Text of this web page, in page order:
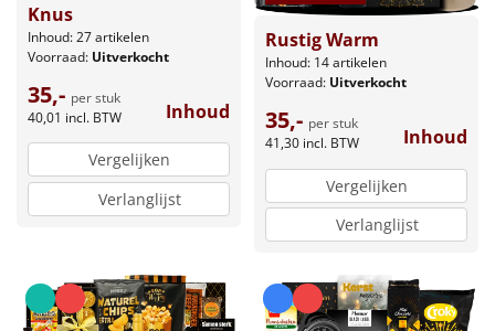
Knus
Inhoud: 27 artikelen
Voorraad: Uitverkocht
35,- per stuk
40,01 incl. BTW Inhoud
Vergelijken
Verlanglijst
Rustig Warm
Inhoud: 14 artikelen
Voorraad: Uitverkocht
35,- per stuk
41,30 incl. BTW Inhoud
Vergelijken
Verlanglijst